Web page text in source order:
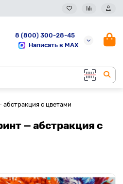
8 (800) 300-28-45
Написать в MAX
с цветами
— абстракция с